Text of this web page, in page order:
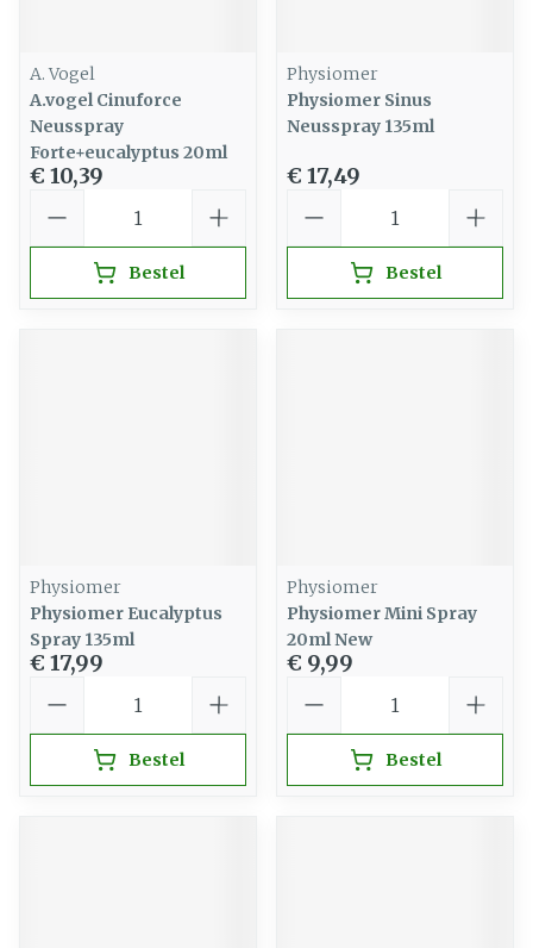
A. Vogel
A.vogel Cinuforce
Neusspray
Forte+eucalyptus 20ml
€ 10,39
Bestel
Physiomer
Physiomer Sinus
Neusspray 135ml
€ 17,49
Bestel
Physiomer
Physiomer Eucalyptus
Spray 135ml
€ 17,99
Bestel
Physiomer
Physiomer Mini Spray
20ml New
€ 9,99
Bestel